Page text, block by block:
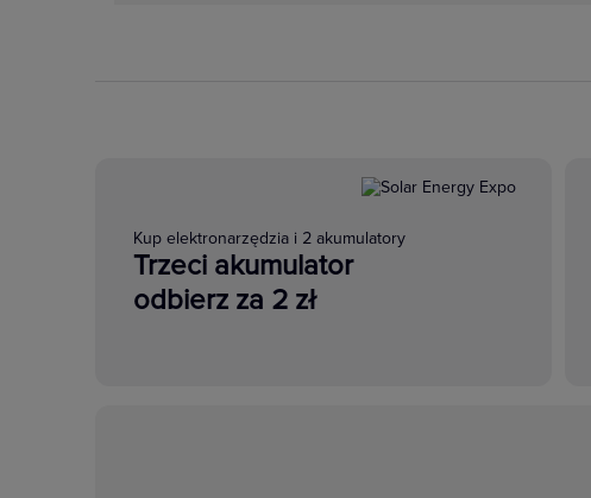
Kup elektronarzędzia i 2 akumulatory
Trzeci akumulator
odbierz za 2 zł